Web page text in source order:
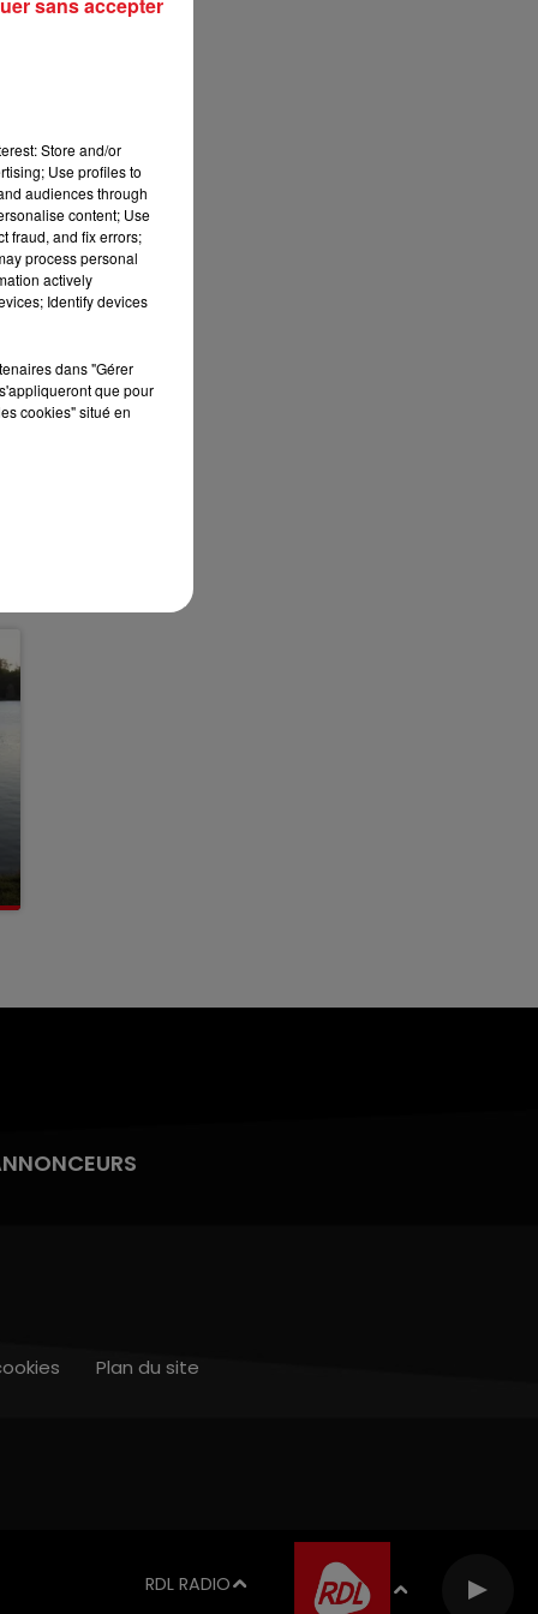
RDL RADIO
Plan du site
Store and/or
Use profiles to
audiences through
content; Use
fraud, and fix errors;
process personal
actively
Identify devices
dans "Gérer
que pour
cookies" situé en